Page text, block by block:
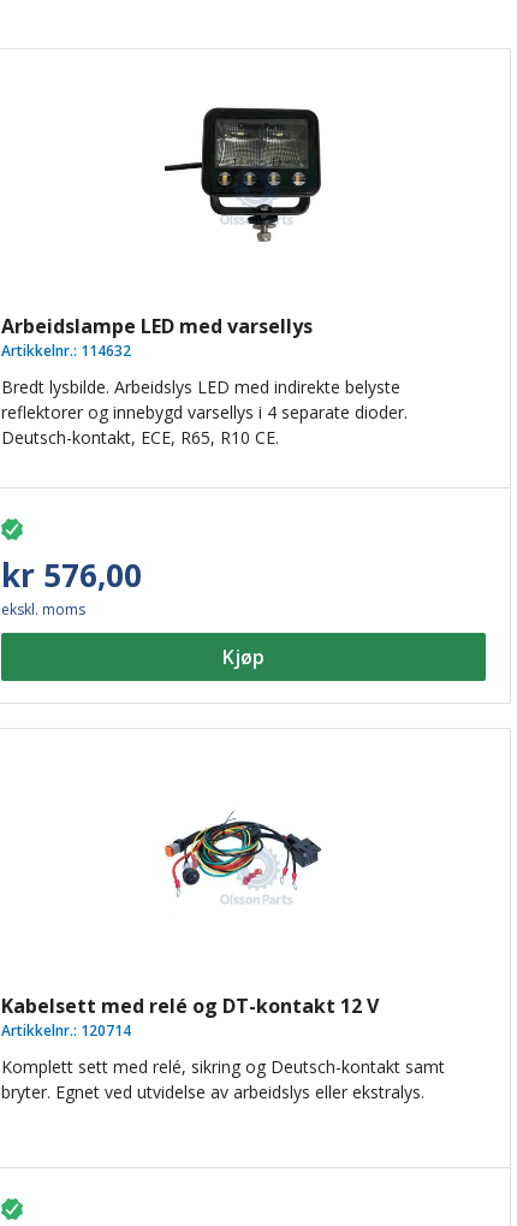
Arbeidslampe LED med varsellys
Artikkelnr.: 114632
Bredt lysbilde. Arbeidslys LED med indirekte belyste
reflektorer og innebygd varsellys i 4 separate dioder.
Deutsch-kontakt, ECE, R65, R10 CE.
kr 576,00
ekskl. moms
Kjøp
Kabelsett med relé og DT-kontakt 12 V
Artikkelnr.: 120714
Komplett sett med relé, sikring og Deutsch-kontakt samt
bryter. Egnet ved utvidelse av arbeidslys eller ekstralys.